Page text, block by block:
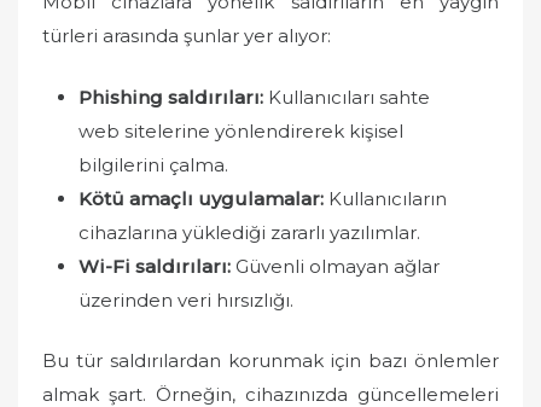
türleri arasında şunlar yer alıyor:
Phishing saldırıları: Kullanıcıları sahte
web sitelerine yönlendirerek kişisel
bilgilerini çalma.
Kötü amaçlı uygulamalar: Kullanıcıların
cihazlarına yüklediği zararlı yazılımlar.
Wi-Fi saldırıları: Güvenli olmayan ağlar
üzerinden veri hırsızlığı.
Bu tür saldırılardan korunmak için bazı önlemler
almak şart. Örneğin, cihazınızda güncellemeleri